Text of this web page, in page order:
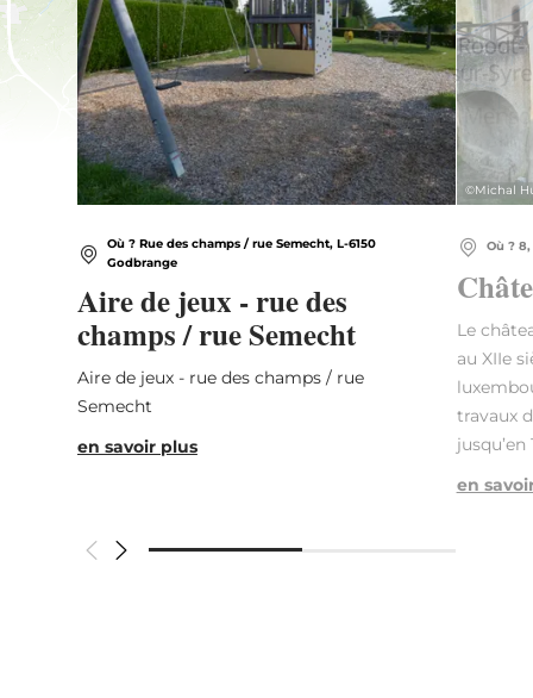
Où ? Rue des champs / rue Semecht, L-6150
Godbrange
Aire de jeux - rue des
champs / rue Semecht
Aire de jeux - rue des champs / rue
Semecht
en savoir plus
©Michal
Où ?
Le
au XIIe
travaux
jusqu’en
en